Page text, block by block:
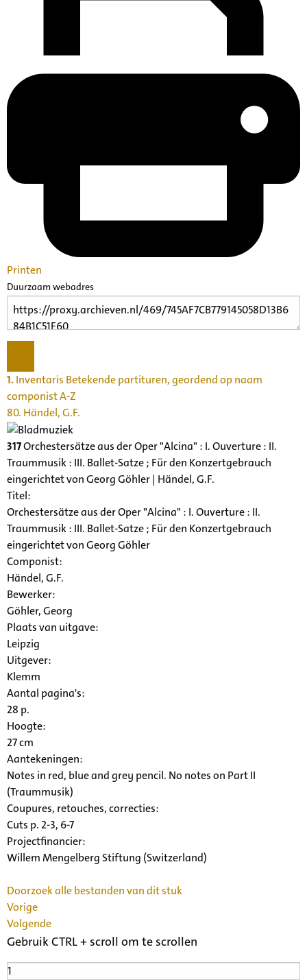
Printen
Duurzaam webadres
1.Inventaris Betekende partituren, geordend op naam
componist A-Z
80. Händel, G.F.
317Orchestersätze aus der Oper "Alcina" : I. Ouverture : II.
Traummusik : III. Ballet-Satze ; Für den Konzertgebrauch
eingerichtet von Georg Göhler | Händel, G.F.
Titel:
Orchestersätze aus der Oper "Alcina" : I. Ouverture : II.
Traummusik : III. Ballet-Satze ; Für den Konzertgebrauch
eingerichtet von Georg Göhler
Componist:
Händel, G.F.
Bewerker:
Göhler, Georg
Plaats van uitgave:
Leipzig
Uitgever:
Klemm
Aantal pagina's:
28 p.
Hoogte:
27 cm
Aantekeningen:
Notes in red, blue and grey pencil. No notes on Part II
(Traummusik)
Coupures, retouches, correcties:
Cuts p. 2-3, 6-7
Projectfinancier:
Willem Mengelberg Stiftung (Switzerland)
Doorzoek alle bestanden van dit stuk
Vorige
Volgende
Gebruik CTRL + scroll om te scrollen